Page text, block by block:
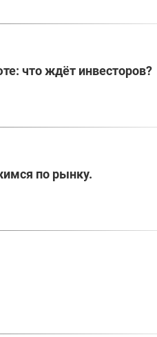
что ждёт инвесторов?
по рынку.